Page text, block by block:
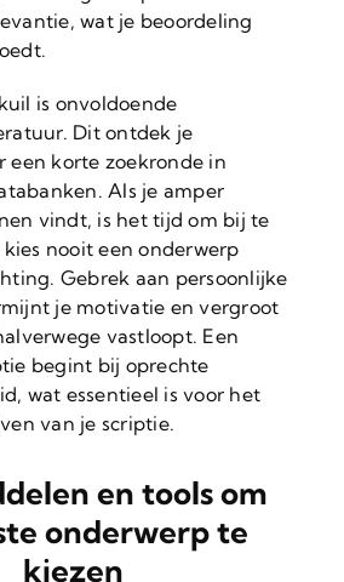
wat je beoordeling
is onvoldoende
Dit ontdek je
een korte zoekronde in
Als je amper
vindt, is het tijd om bij te
nooit een onderwerp
Gebrek aan persoonlijke
je motivatie en vergroot
vastloopt. Een
begint bij oprechte
wat essentieel is voor het
van je scriptie.
en tools om
onderwerp te
kiezen